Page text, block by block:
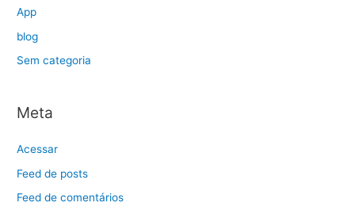
App
blog
Sem categoria
Meta
Acessar
Feed de posts
Feed de comentários